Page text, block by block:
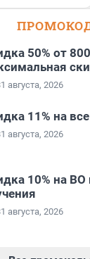
50% от
августа, 2026
11% на
августа, 2026
10% на
августа, 2026